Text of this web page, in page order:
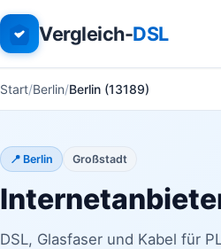
Vergleich-DSL
Start Berlin Berlin (13189)
📍 Berlin Großstadt
DSL, Glasfaser und Kabel für